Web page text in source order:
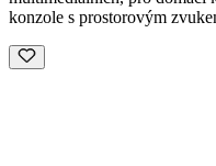
konzole s prostorovým